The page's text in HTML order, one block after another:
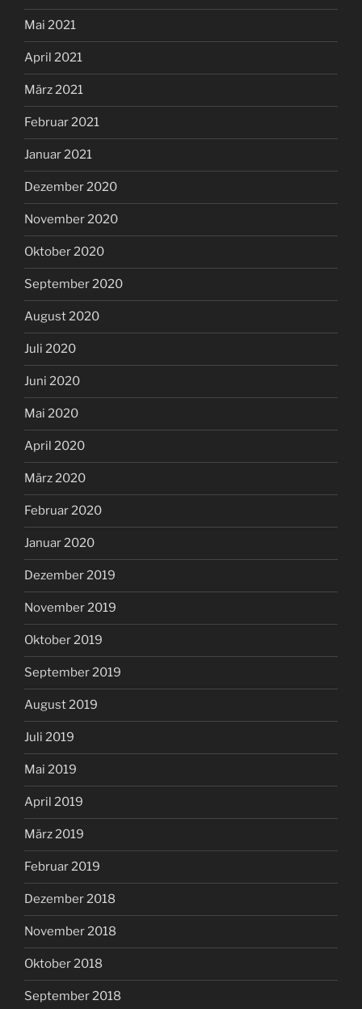
Mai 2021
April 2021
März 2021
Februar 2021
Januar 2021
Dezember 2020
November 2020
Oktober 2020
September 2020
August 2020
Juli 2020
Juni 2020
Mai 2020
April 2020
März 2020
Februar 2020
Januar 2020
Dezember 2019
November 2019
Oktober 2019
September 2019
August 2019
Juli 2019
Mai 2019
April 2019
März 2019
Februar 2019
Dezember 2018
November 2018
Oktober 2018
September 2018